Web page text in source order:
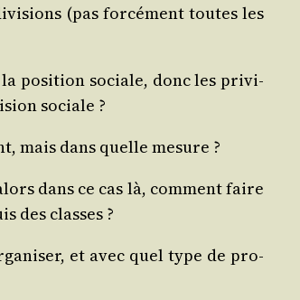
(pas for­cé­ment toutes les
la posi­tion sociale, donc les pri­vi­
sociale ?
mais dans quelle mesure ?
dans ce cas là, com­ment faire
des classes ?
et avec quel type de pro­